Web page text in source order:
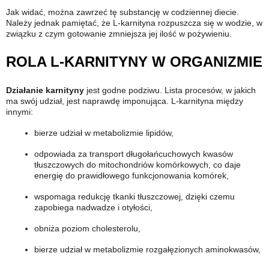
Jak widać, można zawrzeć tę substancję w codziennej diecie.
Należy jednak pamiętać, że L-karnityna rozpuszcza się w wodzie, w
związku z czym gotowanie zmniejsza jej ilość w pożywieniu.
ROLA L-KARNITYNY W ORGANIZMIE
Działanie karnityny jest godne podziwu. Lista procesów, w jakich
ma swój udział, jest naprawdę imponująca. L-karnityna między
innymi:
bierze udział w metabolizmie lipidów,
odpowiada za transport długołańcuchowych kwasów
tłuszczowych do mitochondriów komórkowych, co daje
energię do prawidłowego funkcjonowania komórek,
wspomaga redukcję tkanki tłuszczowej, dzięki czemu
zapobiega nadwadze i otyłości,
obniża poziom cholesterolu,
bierze udział w metabolizmie rozgałęzionych aminokwasów,